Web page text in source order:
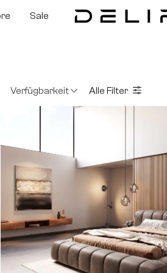
Sale
Verfügbarkeit Alle Filter